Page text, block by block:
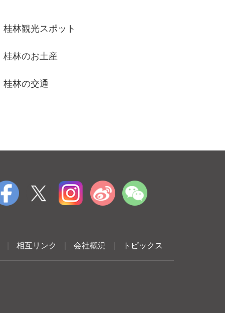
桂林観光スポット
桂林のお土産
桂林の交通
相互リンク 会社概況 トピックス